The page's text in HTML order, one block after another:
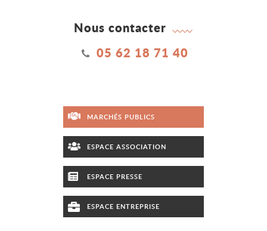
Nous contacter
05 62 18 71 40
MARCHÉS PUBLICS
ESPACE ASSOCIATION
ESPACE PRESSE
ESPACE ENTREPRISE